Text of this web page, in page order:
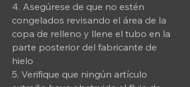
4. Asegúrese de que no estén
congelados revisando el área de la
copa de relleno y llene el tubo en la
parte posterior del fabricante de
hielo
5. Verifique que ningún artículo